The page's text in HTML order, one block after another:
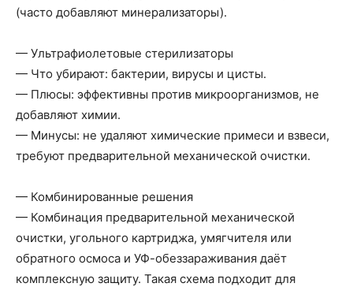
(часто добавляют минерализаторы).
— Ультрафиолетовые стерилизаторы
— Что убирают: бактерии, вирусы и цисты.
— Плюсы: эффективны против микроорганизмов, не
добавляют химии.
— Минусы: не удаляют химические примеси и взвеси,
требуют предварительной механической очистки.
— Комбинированные решения
— Комбинация предварительной механической
очистки, угольного картриджа, умягчителя или
обратного осмоса и УФ-обеззараживания даёт
комплексную защиту. Такая схема подходит для